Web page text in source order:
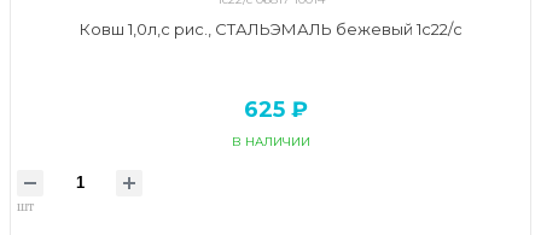
Ковш 1,0л,с рис., СТАЛЬЭМАЛЬ бежевый 1с22/с
625 ₽
В НАЛИЧИИ
шт